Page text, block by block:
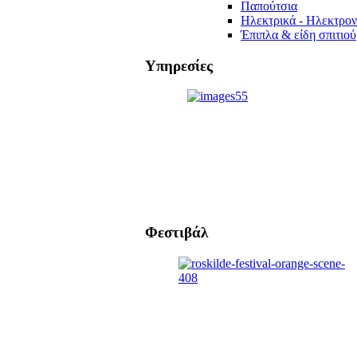
Παπούτσια
Ηλεκτρικά -
Έπιπλα & είδη σπιτιού
Υπηρεσίες
Φεστιβάλ